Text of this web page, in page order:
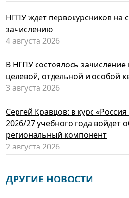
НГПУ ждет первокурсников на
зачислению
4 августа 2026
В НГПУ состоялось зачисление
целевой, отдельной и особой
3 августа 2026
Сергей Кравцов: в курс
2026/27 учебного года войдет
региональный компонент
2 августа 2026
ДРУГИЕ НОВОСТИ